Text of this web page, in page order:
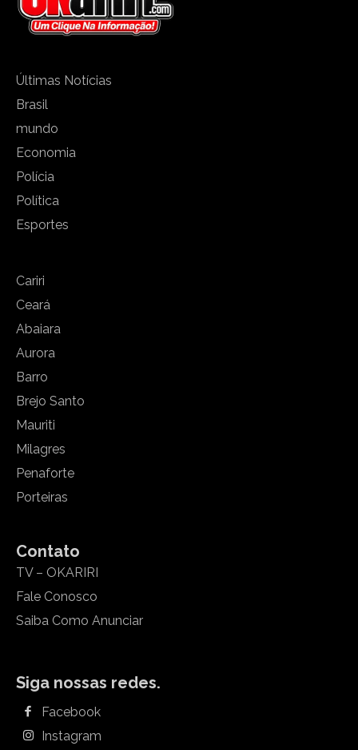
Últimas Notícias
Brasil
mundo
Economia
Polícia
Política
Esportes
Cariri
Ceará
Abaiara
Aurora
Barro
Brejo Santo
Mauriti
Milagres
Penaforte
Porteiras
Contato
TV – OKARIRI
Fale Conosco
Saiba Como Anunciar
Siga nossas redes.
Facebook
Instagram